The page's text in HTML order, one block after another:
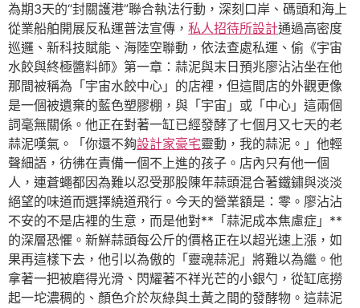
為期3天的“封關護港”聯合執法行動，深刻口岸、碼頭和海上
從業船舶開展反私運普法宣傳， 私人招待所設計通過高密度
巡邏、新科技賦能、海陸空聯動，依法查處私運、偷《宇宙
水餃與終極醬料師》第一章：蒜泥與末日預兆廖沾沾坐在他
那間被稱為「宇宙水餃中心」的店裡，但這間店的外觀更像
是一個被遺棄的藍色塑膠棚，與「宇宙」或「中心」這兩個
詞毫無關係。他正在對著一缸已經發酵了七個月又七天的老
蒜泥嘆氣。「你還不夠設計家豪宅靈動，我的蒜泥。」他輕
聲細語，彷彿在責備一個不上進的孩子。店內只有他一個
人，連蒼蠅都因為難以忍受那股陳年蒜頭混合著鐵鏽與淡淡
絕望的味道而選擇繞道飛行。今天的營業額是：零。廖沾沾
不安的不是店裡的生意，而是他對**「蒜泥成本焦慮症」**
的深層恐懼。新鮮蒜頭每公斤的價格正在以超光速上漲，如
果再這樣下去，他引以為傲的「靈魂蒜泥」將難以為繼。他
拿著一把被磨得光滑、閃耀著不祥光芒的小銀勺，從缸底撈
起一坨濃稠的、顏色介於灰綠與土黃之間的發酵物。這蒜泥